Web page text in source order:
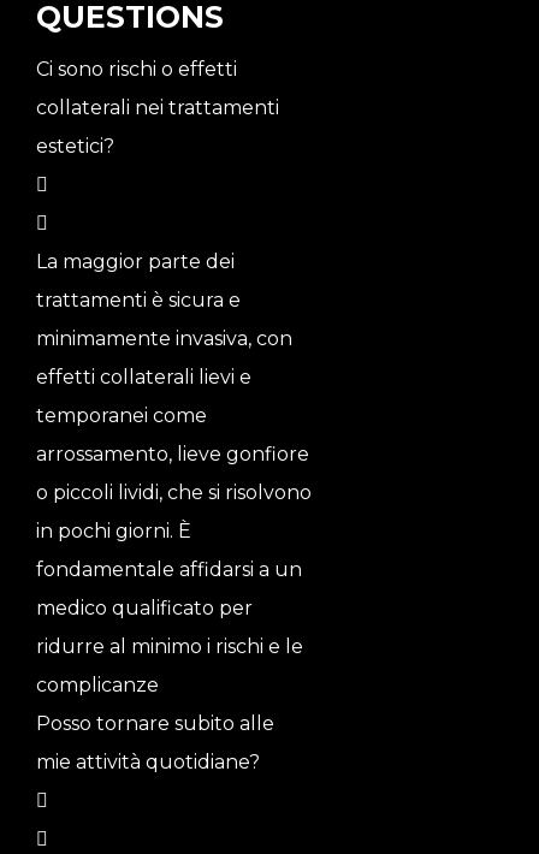
QUESTIONS
Ci sono rischi o effetti
collaterali nei trattamenti
estetici?
La maggior parte dei
trattamenti è sicura e
minimamente invasiva, con
effetti collaterali lievi e
temporanei come
arrossamento, lieve gonfiore
o piccoli lividi, che si risolvono
in pochi giorni. È
fondamentale affidarsi a un
medico qualificato per
ridurre al minimo i rischi e le
complicanze
Posso tornare subito alle
mie attività quotidiane?